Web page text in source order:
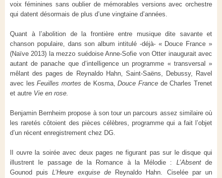
voix féminines sans oublier de mémorables versions avec orchestre
qui datent désormais de plus d’une vingtaine d’années.
Quant à l’abolition de la frontière entre musique dite savante et
chanson populaire, dans son album intitulé -déjà- « Douce France »
(Naïve 2013) la mezzo suédoise Anne-Sofie von Otter inaugurait avec
autant de panache que d’intelligence un programme « transversal »
mêlant des pages de Reynaldo Hahn, Saint-Saëns, Debussy, Ravel
avec lesFeuilles mortes de Kosma,Douce Francede Charles Trenet
et autre Vie en rose.
Benjamin Bernheim propose à son tour un parcours assez similaire où
les raretés côtoient des pièces célèbres, programme qui a fait l’objet
d’un récent enregistrement chez DG.
Il ouvre la soirée avec deux pages ne figurant pas sur le disque qui
illustrent le passage de la Romance à la Mélodie : L’Absentde
Gounod puisL’Heure exquise de
Reynaldo Hahn. Ciselée par un